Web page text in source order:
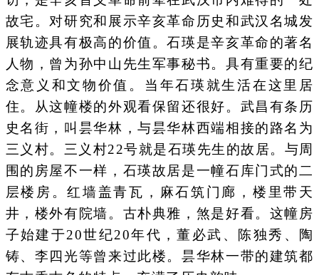
故宅。对研究和展示辛亥革命历史和武汉名城发
展轨迹具有极高的价值。石瑛是辛亥革命的著名
人物，曾为孙中山先生军事秘书。具有重要的纪
念意义和文物价值。当年石瑛就生活在这里居
住。从这幢楼的外观看保留还很好。武昌有条历
史名街，叫昙华林，与昙华林西端相接的路名为
三义村。三义村22号就是石瑛先生的故居。与周
围的房屋不一样，石瑛故居是一幢石库门式的二
层楼房。红墙盖青瓦，麻石筑门廊，楼里带天
井，楼外有院墙。古朴典雅，煞是好看。这幢房
子始建于20世纪20年代，董必武、陈独秀、陶
铸、李四光等曾来过此楼。昙华林一带的建筑都